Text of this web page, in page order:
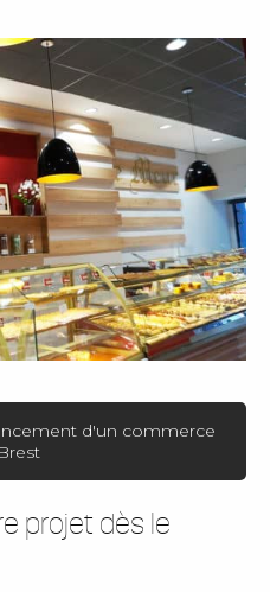
d'un commerce
projet dès le